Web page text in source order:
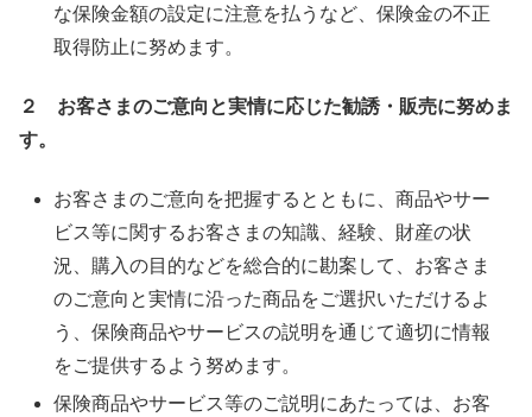
な保険金額の設定に注意を払うなど、保険金の不正
取得防止に努めます。
２
お客さまのご意向と実情に応じた勧誘・販売に努めま
す。
お客さまのご意向を把握するとともに、商品やサー
ビス等に関するお客さまの知識、経験、財産の状
況、購入の目的などを総合的に勘案して、お客さま
のご意向と実情に沿った商品をご選択いただけるよ
う、保険商品やサービスの説明を通じて適切に情報
をご提供するよう努めます。
保険商品やサービス等のご説明にあたっては、お客